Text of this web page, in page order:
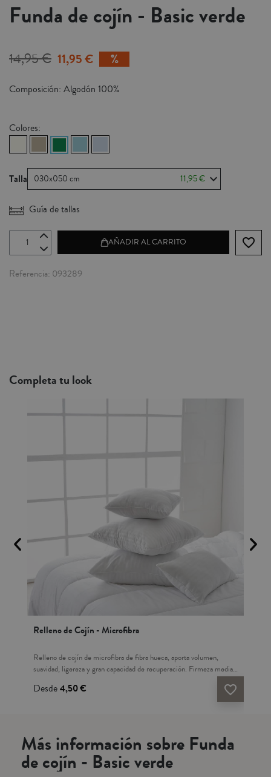
Funda de cojín - Basic verde
14,95 € 11,95 €
Composición: Algodón 100%
Colores:
Talla 030x050 cm 11,95 €
Guía de tallas
AÑADIR AL CARRITO favorite_border
Referencia 093289
Completa tu look
favorite_border
Relleno de Cojín - Microfibra
Relleno de cojín de microfibra de fibra hueca, aporta volumen,
suavidad, ligereza y gran capacidad de recuperación. Firmeza media.
decoración y confort de tu dormitorio y salón, Si tienes dudas sobre
que medida escoger, consulta nuestra guía de tallas. Por razones de
Desde4,50 €
Más información sobre Funda
de cojín - Basic verde